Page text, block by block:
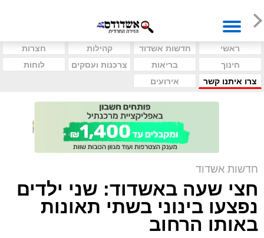
ראשי חדשות אשדוד קהילות
חצרות
חינוך
בריאות צרכנות ועסקים
לוחות
צרו איתנו קשר
אירועים
חדשות אשדוד
חצי שעה באשדוד: שני ילדים
נפצעו בינוני בשתי תאונות
באותו הרחוב